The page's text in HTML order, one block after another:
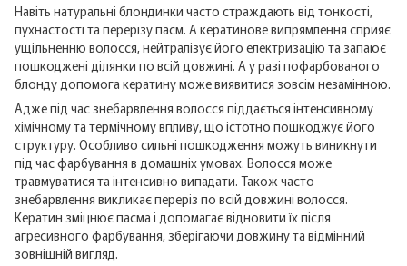
Навіть натуральні блондинки часто страждають від тонкості,
пухнастості та перерізу пасм. А кератинове випрямлення сприяє
ущільненню волосся, нейтралізує його електризацію та запаює
пошкоджені ділянки по всій довжині. А у разі пофарбованого
блонду допомога кератину може виявитися зовсім незамінною.
Адже під час знебарвлення волосся піддається інтенсивному
хімічному та термічному впливу, що істотно пошкоджує його
структуру. Особливо сильні пошкодження можуть виникнути
під час фарбування в домашніх умовах. Волосся може
травмуватися та інтенсивно випадати. Також часто
знебарвлення викликає переріз по всій довжині волосся.
Кератин зміцнює пасма і допомагає відновити їх після
агресивного фарбування, зберігаючи довжину та відмінний
зовнішній вигляд.